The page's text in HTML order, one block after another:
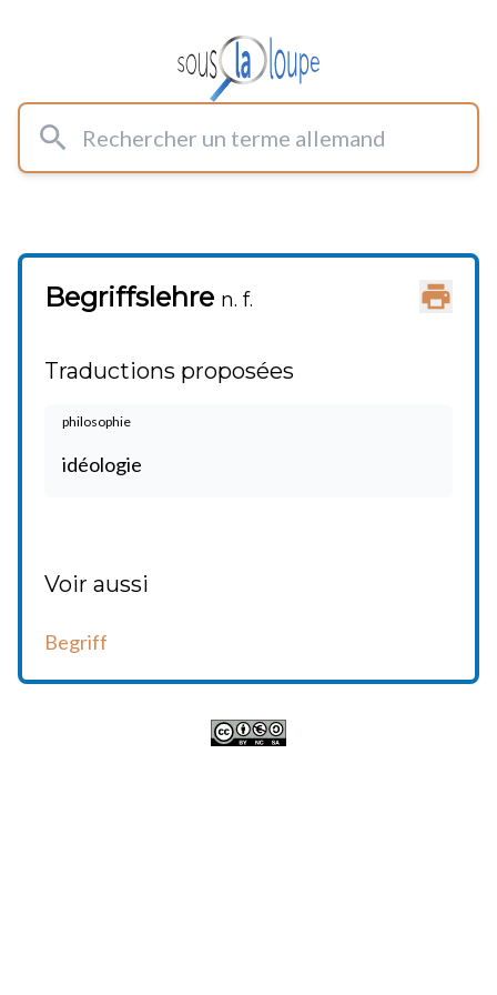
Rechercher un terme allemand
Begriffslehre n. f.
Traductions proposées
philosophie
idéologie
Voir aussi
Begriff